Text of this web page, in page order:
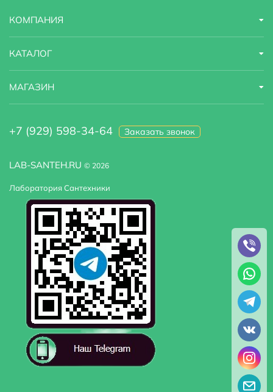
LAB-SANTEH.RU © 2026
Лаборатория Сантехники
КОМПАНИЯ
КАТАЛОГ
МАГАЗИН
+7 (929) 598-34-64 Заказать звонок